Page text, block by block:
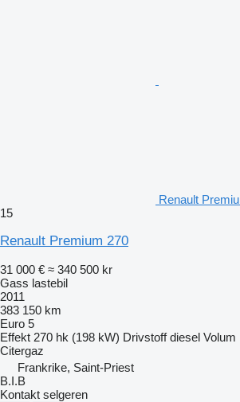
Renault
15
Renault Premium 270
31 000 € ≈ 340 500 kr
Gass lastebil
2011
383 150 km
Euro 5
Effekt 270 hk (198 kW) Drivstoff diesel Volum
Citergaz
Frankrike, Saint-Priest
B.I.B
Kontakt selgeren